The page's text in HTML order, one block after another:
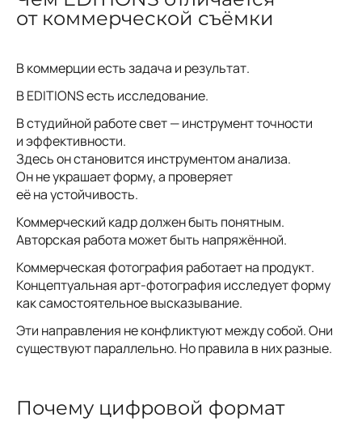
от коммерческой съёмки
В коммерции есть задача и результат.
В EDITIONS есть исследование.
В студийной работе свет — инструмент точности
и эффективности.
Здесь он становится инструментом анализа.
Он не украшает форму, а проверяет
её на устойчивость.
Коммерческий кадр должен быть понятным.
Авторская работа может быть напряжённой.
Коммерческая фотография работает на продукт.
Концептуальная арт-фотография исследует форму
как самостоятельное высказывание.
Эти направления не конфликтуют между собой. Они
существуют параллельно. Но правила в них разные.
Почему цифровой формат